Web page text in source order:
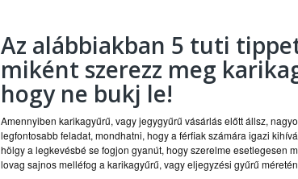
Az alábbiakban 5 tuti
miként szerezz meg
hogy ne bukj le!
Amennyiben karikagyűrű, vagy jegygyűrű vásárlás előtt állsz,
legfontosabb feladat, mondhatni, hogy a férfiak számára igazi
hölgy a legkevésbé se fogjon gyanút, hogy szerelme esetlegesen
lovag sajnos melléfog a karikagyűrű, vagy eljegyzési gyűrű